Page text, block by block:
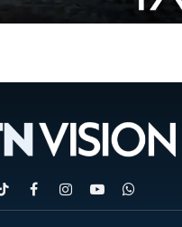
TikTokFacebookInstagram
YouTubeWhatsApp